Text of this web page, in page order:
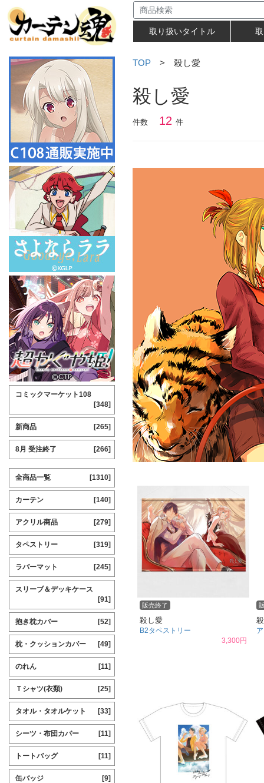
取り扱いタイトル
TOP > 殺し愛
殺し愛
件数 12 件
販売終了
殺し愛
B2タペストリー
3,300円
コミックマーケット108
[348]
新商品 [265]
8月 受注終了 [266]
全商品一覧 [1310]
カーテン [140]
アクリル商品 [279]
タペストリー [319]
ラバーマット [245]
スリーブ＆デッキケース
[91]
抱き枕カバー [52]
枕・クッションカバー [49]
のれん [11]
Ｔシャツ(衣類) [25]
タオル・タオルケット [33]
シーツ・布団カバー [11]
トートバッグ [11]
缶バッジ [9]